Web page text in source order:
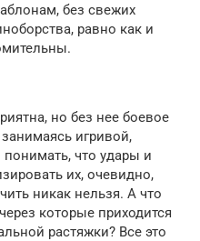
без свежих
равно как и
но без нее боевое
игривой,
что удары и
их, очевидно,
никак нельзя. А что
которые приходится
растяжки? Все это